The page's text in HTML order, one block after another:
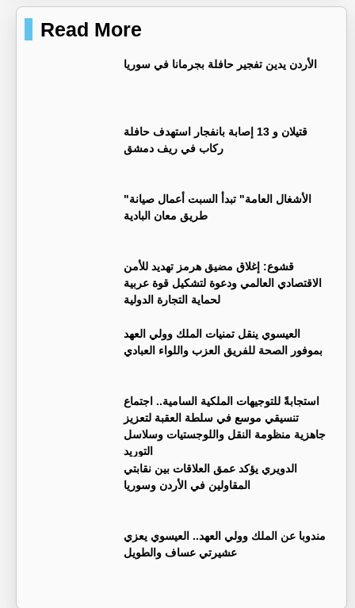
Read More
الأردن يدين تفجير حافلة بجرمانا في سوريا
قتيلان و 13 إصابة بانفجار استهدف حافلة
ركاب في ريف دمشق
"الأشغال العامة" تبدأ السبت أعمال صيانة
طريق معان البادية
قشوع: إغلاق مضيق هرمز تهديد للأمن
الاقتصادي العالمي ودعوة لتشكيل قوة عربية
لحماية التجارة الدولية
العيسوي ينقل تمنيات الملك وولي العهد
بموفور الصحة للفريق العزب واللواء العبادي
استجابةً للتوجيهات الملكية السامية.. اجتماع
تنسيقي موسع في سلطة العقبة لتعزيز
جاهزية منظومة النقل واللوجستيات وسلاسل
التوريد
الدويري يؤكد عمق العلاقات بين نقابتي
المقاولين في الأردن وسوريا
مندوبا عن الملك وولي العهد.. العيسوي يعزي
عشيرتي عساف والطويل